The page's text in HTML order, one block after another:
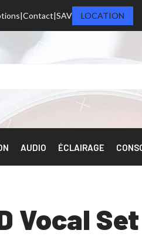
Contact SAV LOCATION
AUDIO ÉCLAIRAGE
Vocal Set